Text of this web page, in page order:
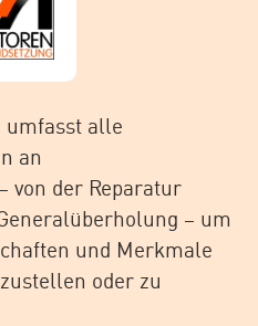
umfasst alle
an
von der Reparatur
– um
und Merkmale
oder zu